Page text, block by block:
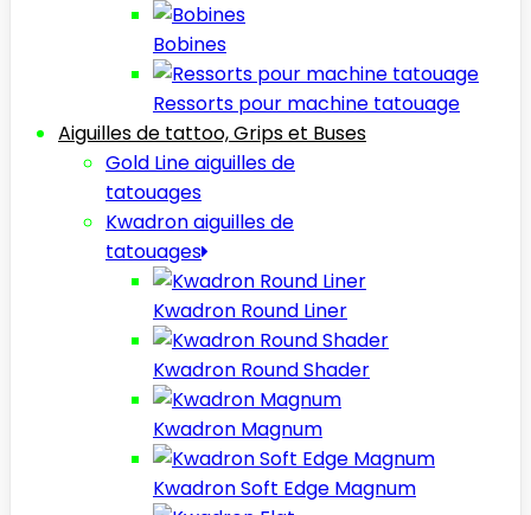
Bobines
Ressorts pour machine tatouage
Aiguilles de tattoo, Grips et Buses
Gold Line aiguilles de
tatouages
Kwadron aiguilles de
tatouages
Kwadron Round Liner
Kwadron Round Shader
Kwadron Magnum
Kwadron Soft Edge Magnum